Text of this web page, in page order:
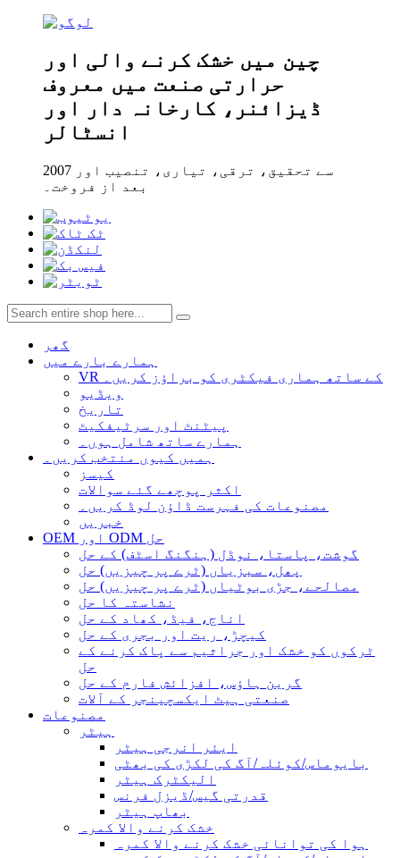
چین میں خشک کرنے والی اور
حرارتی صنعت میں معروف
ڈیزائنر، کارخانہ دار اور
انسٹالر
2007 سے تحقیق، ترقی، تیاری، تنصیب اور
بعد از فروخت۔
گھر
ہمارے بارے میں
VR کے ساتھ ہماری فیکٹری کو براؤز کریں۔
ویڈیو
تاریخ
پیٹنٹ اور سرٹیفکیٹ
ہمارے ساتھ شامل ہوں۔
ہمیں کیوں منتخب کریں۔
کیسز
اکثر پوچھے گئے سوالات
مصنوعات کی فہرست ڈاؤن لوڈ کریں۔
خبریں
OEM اور ODM حل
گوشت، پاستا، نوڈل (ہنگنگ اسٹف) کے حل
پھل، سبزیاں (ٹرے پر چیزیں) حل
مصالحے، جڑی بوٹیاں (ٹرے پر چیزیں) حل
نشاستہ کا حل
اناج، فیڈ، کھاد کے حل
کیچڑ، ریت اور بجری کے حل
ٹرکوں کو خشک اور جراثیم سے پاک کرنے کے
حل
گرین ہاؤس، افزائش فارم کے حل
صنعتی ہیٹ ایکسچینجر کے آلات
مصنوعات
ہیٹر
ایئر انرجی ہیٹر
بایوماس/کوئلہ/آگ کی لکڑی کی بھٹی
الیکٹرک ہیٹر
قدرتی گیس/ڈیزل فرنس
بھاپ ہیٹر
خشک کرنے والا کمرہ
ہوا کی توانائی خشک کرنے والا کمرہ